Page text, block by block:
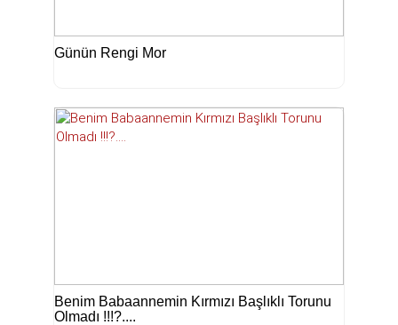
Günün Rengi Mor
Benim Babaannemin Kırmızı Başlıklı Torunu
Olmadı !!!?....